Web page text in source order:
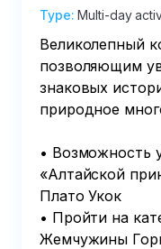
Type:Multi-day
Великолепный
позволяющим
знаковых
природное
• Возможность
«Алтайской
Плато Укок
• Пройти на
Жемчужины